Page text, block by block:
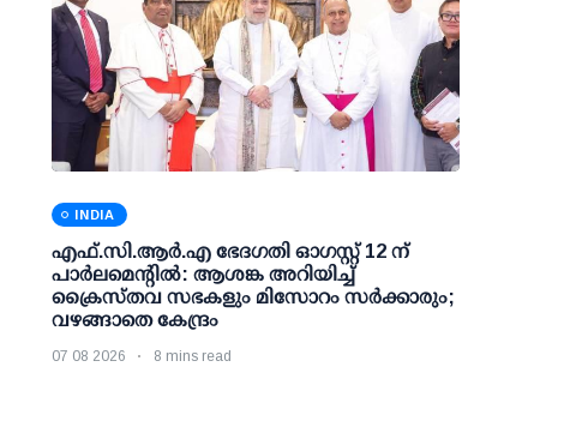
INDIA
എഫ്.സി.ആര്‍.എ ഭേദഗതി ഓഗസ്റ്റ് 12 ന്
പാര്‍ലമെന്റില്‍: ആശങ്ക അറിയിച്ച്
ക്രൈസ്തവ സഭകളും മിസോറം സര്‍ക്കാരും;
വഴങ്ങാതെ കേന്ദ്രം
07 08 2026 8 mins read